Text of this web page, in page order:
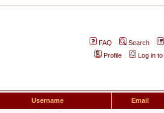
FAQ
Search
Profile
Log in
Username Email